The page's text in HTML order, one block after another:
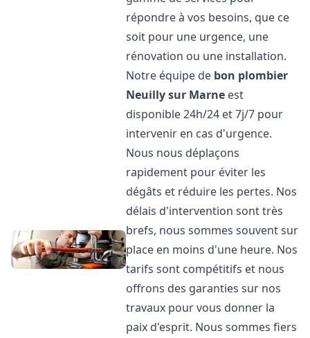
répondre à vos besoins, que ce
soit pour une urgence, une
rénovation ou une installation.
Notre équipe de bon plombier
Neuilly sur Marne est
disponible 24h/24 et 7j/7 pour
intervenir en cas d'urgence.
Nous nous déplaçons
rapidement pour éviter les
dégâts et réduire les pertes. Nos
délais d'intervention sont très
brefs, nous sommes souvent sur
place en moins d'une heure. Nos
tarifs sont compétitifs et nous
offrons des garanties sur nos
travaux pour vous donner la
paix d'esprit. Nous sommes fiers